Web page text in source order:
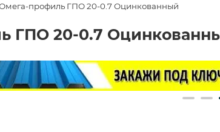
профиль ГПО 20-0.7 Оцинкованный
ГПО 20-0.7